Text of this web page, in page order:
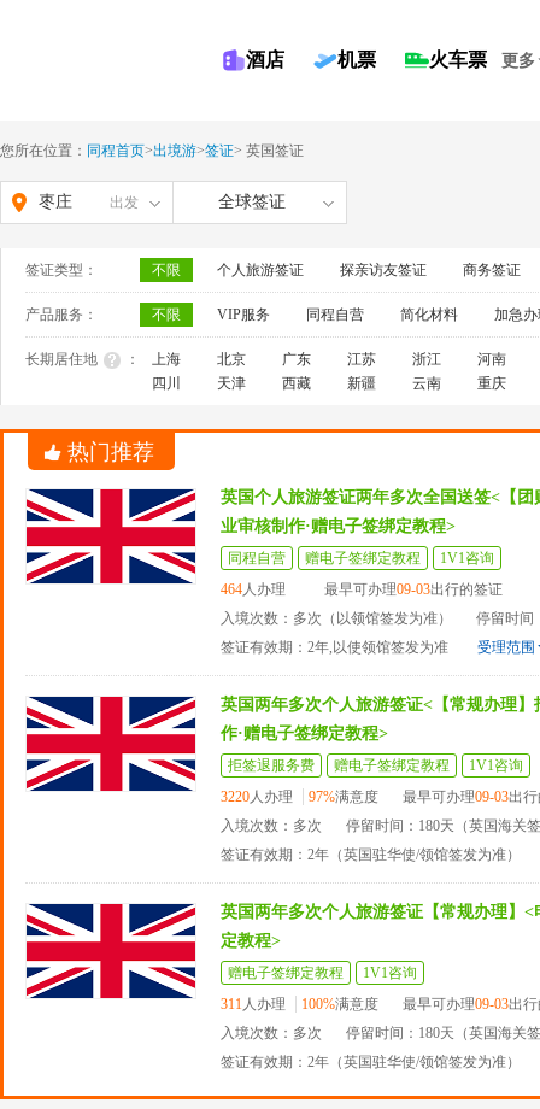
酒店 机票 火车票 更多
您所在位置： 同程首页>出境游>签证> 英国签证
枣庄 出发 全球签证
签证类型： 不限 个人旅游签证 探亲访友签证 商务签证
产品服务： 不限 VIP服务 同程自营 简化材料 加急
长期居住地 ： 上海 北京 广东 江苏 浙江
河南
四川
天津 西藏 新疆 云南 重庆
热门推荐
英国个人旅游签证两年多次全国送签<【
业审核制作·赠电子签绑定教程>
同程自营 赠电子签绑定教程
1V1咨询
464人办理 最早可办理09-03出行的签证
入境次数：多次（以领馆签发为准）
停留时间
签证有效期：2年,以使领馆签发为准
受理范围
英国两年多次个人旅游签证<【常规办理
作·赠电子签绑定教程>
拒签退服务费 赠电子签绑定教程
1V1咨询
3220人办理 97%满意度 最早可办理09-03出
入境次数：多次
停留时间：180天（英国海关
签证有效期：2年（英国驻华使/领馆签发为准）
英国两年多次个人旅游签证【常规办理】
定教程>
赠电子签绑定教程
1V1咨询
311人办理 100%满意度 最早可办理09-03出
入境次数：多次
停留时间：180天（英国海关
签证有效期：2年（英国驻华使/领馆签发为准）